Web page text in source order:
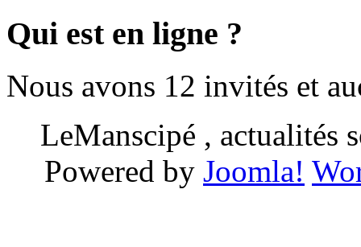
Qui est en ligne ?
Nous avons 12 invités et
LeManscipé , actualités
Powered by Joomla!